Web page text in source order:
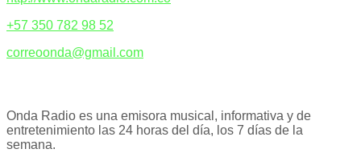
+57 350 782 98 52
correoonda@gmail.com
Onda Radio es una emisora musical, informativa y de
entretenimiento las 24 horas del día, los 7 días de la
semana.